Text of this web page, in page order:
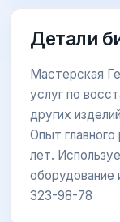
Детали
Мастерская
услуг по
других
Опыт
лет.
оборудование
323-98-78